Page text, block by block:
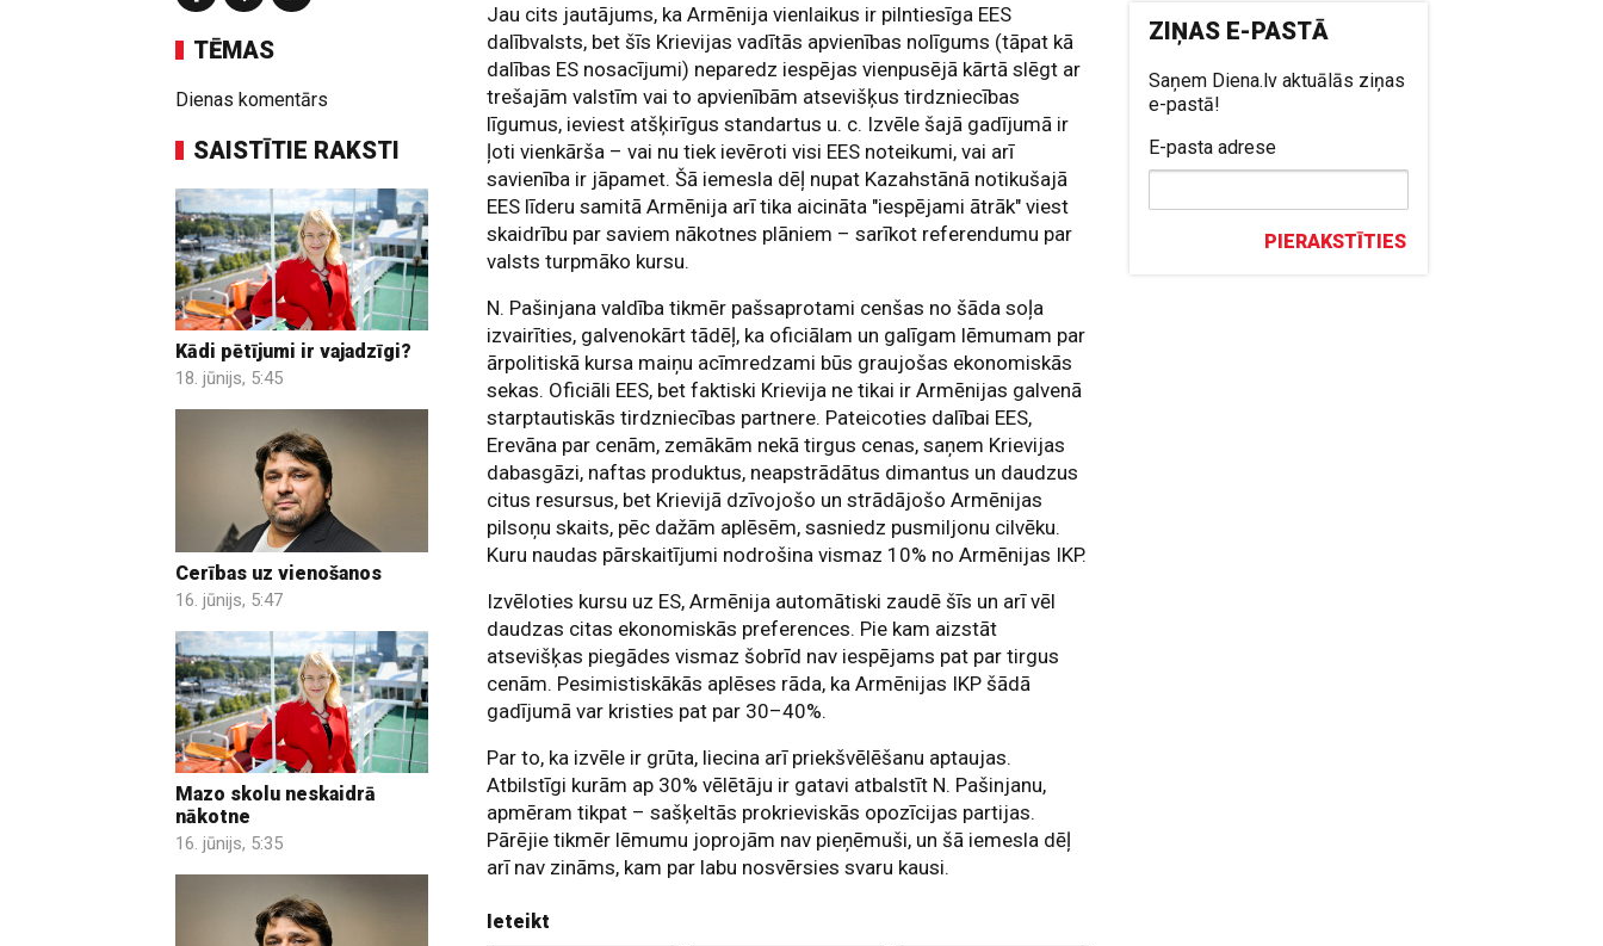
TĒMAS
Dienas komentārs
SAISTĪTIE RAKSTI
Kādi pētījumi ir vajadzīgi?
18. jūnijs, 5:45
Cerības uz vienošanos
16. jūnijs, 5:47
Mazo skolu neskaidrā
nākotne
16. jūnijs, 5:35
Jau cits jautājums, ka Armēnija vienlaikus ir pilntiesīga EES
dalībvalsts, bet šīs Krievijas vadītās apvienības nolīgums (tāpat kā
dalības ES nosacījumi) neparedz iespējas vienpusējā kārtā slēgt ar
trešajām valstīm vai to apvienībām atsevišķus tirdzniecības
līgumus, ieviest atšķirīgus standartus u. c. Izvēle šajā gadījumā ir
ļoti vienkārša – vai nu tiek ievēroti visi EES noteikumi, vai arī
savienība ir jāpamet. Šā iemesla dēļ nupat Kazahstānā notikušajā
EES līderu samitā Armēnija arī tika aicināta "iespējami ātrāk" viest
skaidrību par saviem nākotnes plāniem – sarīkot referendumu par
valsts turpmāko kursu.
N. Pašinjana valdība tikmēr pašsaprotami cenšas no šāda soļa
izvairīties, galvenokārt tādēļ, ka oficiālam un galīgam lēmumam par
ārpolitiskā kursa maiņu acīmredzami būs graujošas ekonomiskās
sekas. Oficiāli EES, bet faktiski Krievija ne tikai ir Armēnijas galvenā
starptautiskās tirdzniecības partnere. Pateicoties dalībai EES,
Erevāna par cenām, zemākām nekā tirgus cenas, saņem Krievijas
dabasgāzi, naftas produktus, neapstrādātus dimantus un daudzus
citus resursus, bet Krievijā dzīvojošo un strādājošo Armēnijas
pilsoņu skaits, pēc dažām aplēsēm, sasniedz pusmiljonu cilvēku.
Kuru naudas pārskaitījumi nodrošina vismaz 10% no Armēnijas IKP.
Izvēloties kursu uz ES, Armēnija automātiski zaudē šīs un arī vēl
daudzas citas ekonomiskās preferences. Pie kam aizstāt
atsevišķas piegādes vismaz šobrīd nav iespējams pat par tirgus
cenām. Pesimistiskākās aplēses rāda, ka Armēnijas IKP šādā
gadījumā var kristies pat par 30–40%.
Par to, ka izvēle ir grūta, liecina arī priekšvēlēšanu aptaujas.
Atbilstīgi kurām ap 30% vēlētāju ir gatavi atbalstīt N. Pašinjanu,
apmēram tikpat – sašķeltās prokrieviskās opozīcijas partijas.
Pārējie tikmēr lēmumu joprojām nav pieņēmuši, un šā iemesla dēļ
arī nav zināms, kam par labu nosvērsies svaru kausi.
Ieteikt
ZIŅAS E-PASTĀ
Saņem Diena.lv aktuālās ziņas
e-pastā!
E-pasta adrese
PIERAKSTĪTIES